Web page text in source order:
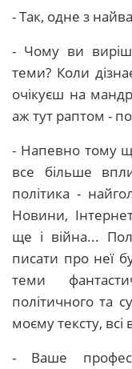
- Так, одне з
- Чому ви
теми? Коли
очікуєш на
аж тут раптом -
- Напевно тому
все більше
політика -
Новини,
ще і війна...
писати про неї
теми
політичного та
моєму тексту,
- Ваше